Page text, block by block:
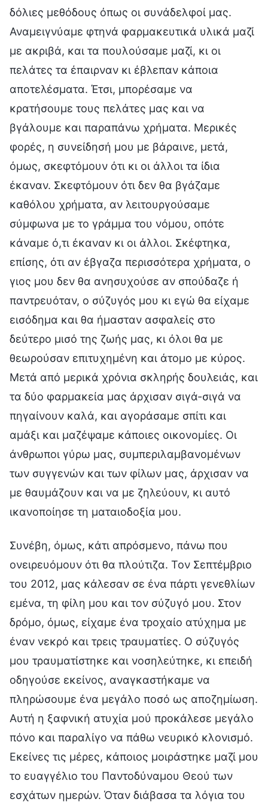
δόλιες μεθόδους όπως οι συνάδελφοί μας.
Αναμειγνύαμε φτηνά φαρμακευτικά υλικά μαζί
με ακριβά, και τα πουλούσαμε μαζί, κι οι
πελάτες τα έπαιρναν κι έβλεπαν κάποια
αποτελέσματα. Έτσι, μπορέσαμε να
κρατήσουμε τους πελάτες μας και να
βγάλουμε και παραπάνω χρήματα. Μερικές
φορές, η συνείδησή μου με βάραινε, μετά,
όμως, σκεφτόμουν ότι κι οι άλλοι τα ίδια
έκαναν. Σκεφτόμουν ότι δεν θα βγάζαμε
καθόλου χρήματα, αν λειτουργούσαμε
σύμφωνα με το γράμμα του νόμου, οπότε
κάναμε ό,τι έκαναν κι οι άλλοι. Σκέφτηκα,
επίσης, ότι αν έβγαζα περισσότερα χρήματα, ο
γιος μου δεν θα ανησυχούσε αν σπούδαζε ή
παντρευόταν, ο σύζυγός μου κι εγώ θα είχαμε
εισόδημα και θα ήμασταν ασφαλείς στο
δεύτερο μισό της ζωής μας, κι όλοι θα με
θεωρούσαν επιτυχημένη και άτομο με κύρος.
Μετά από μερικά χρόνια σκληρής δουλειάς, και
τα δύο φαρμακεία μας άρχισαν σιγά-σιγά να
πηγαίνουν καλά, και αγοράσαμε σπίτι και
αμάξι και μαζέψαμε κάποιες οικονομίες. Οι
άνθρωποι γύρω μας, συμπεριλαμβανομένων
των συγγενών και των φίλων μας, άρχισαν να
με θαυμάζουν και να με ζηλεύουν, κι αυτό
ικανοποίησε τη ματαιοδοξία μου.
Συνέβη, όμως, κάτι απρόσμενο, πάνω που
ονειρευόμουν ότι θα πλούτιζα. Τον Σεπτέμβριο
του 2012, μας κάλεσαν σε ένα πάρτι γενεθλίων
εμένα, τη φίλη μου και τον σύζυγό μου. Στον
δρόμο, όμως, είχαμε ένα τροχαίο ατύχημα με
έναν νεκρό και τρεις τραυματίες. Ο σύζυγός
μου τραυματίστηκε και νοσηλεύτηκε, κι επειδή
οδηγούσε εκείνος, αναγκαστήκαμε να
πληρώσουμε ένα μεγάλο ποσό ως αποζημίωση.
Αυτή η ξαφνική ατυχία μού προκάλεσε μεγάλο
πόνο και παραλίγο να πάθω νευρικό κλονισμό.
Εκείνες τις μέρες, κάποιος μοιράστηκε μαζί μου
το ευαγγέλιο του Παντοδύναμου Θεού των
εσχάτων ημερών. Όταν διάβασα τα λόγια του